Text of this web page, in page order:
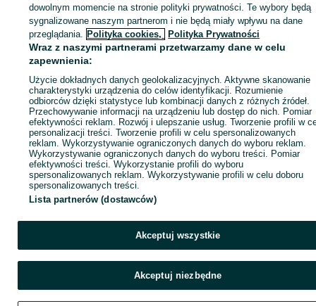
KATEGORIA
ID:1059043358
Zadzwoń / SMS Wyślij wiadomość
dowolnym momencie na stronie polityki prywatności. Te wybory będą
sygnalizowane naszym partnerom i nie będą miały wpływu na dane
przeglądania. Polityka cookies, Polityka Prywatności
Wraz z naszymi partnerami przetwarzamy dane w celu
zapewnienia:
Użycie dokładnych danych geolokalizacyjnych. Aktywne skanowanie
charakterystyki urządzenia do celów identyfikacji. Rozumienie
odbiorców dzięki statystyce lub kombinacji danych z różnych źródeł.
Przechowywanie informacji na urządzeniu lub dostęp do nich. Pomiar
efektywności reklam. Rozwój i ulepszanie usług. Tworzenie profili w
personalizacji treści. Tworzenie profili w celu spersonalizowanych
reklam. Wykorzystywanie ograniczonych danych do wyboru reklam.
Wykorzystywanie ograniczonych danych do wyboru treści. Pomiar
efektywności treści. Wykorzystanie profili do wyboru
spersonalizowanych reklam. Wykorzystywanie profili w celu doboru
spersonalizowanych treści.
Lista partnerów (dostawców)
Akceptuj wszystkie
Akceptuj niezbędne